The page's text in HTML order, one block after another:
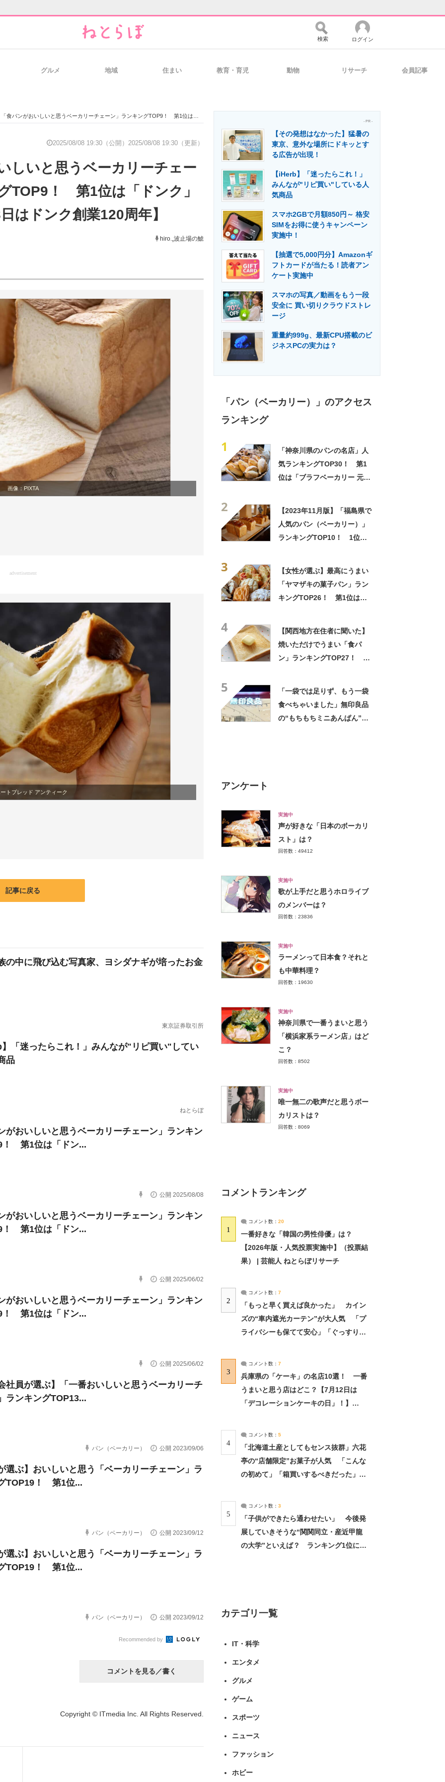
経営リーダーのコミュニティ マーケ×ITの今がよく分かる
製造業のIT導入・活用を支援
エネルギーの専門メディア 建設×テクノロジーの最前線
検索 ログイン
グルメ 地域 住まい 教育・育児 動物 リサーチ 会員記事
「食パンがおいしいと思うベーカリーチェーン」ランキングTOP9！ 第1位は「ドンク」【2025年8月8日はドンク創業120周年】
2025/08/08 19:30（公開） 2025/08/08 19:30（更新）
しいと思うベーカリーチェー
TOP9！ 第1位は「ドンク」
はドンク創業120周年】
hiro.,波止場の鯱
画像：PIXTA
advertisement
トブレッド アンティーク
記事に戻る
の中に飛び込む写真家、ヨシダナギが培ったお金
東京証券取引所
「迷ったらこれ！」みんなが"リピ買い"してい
品
ねとらぼ
がおいしいと思うベーカリーチェーン」ランキン
！ 第1位は「ドン...
公開 2025/08/08
がおいしいと思うベーカリーチェーン」ランキン
！ 第1位は「ドン...
公開 2025/06/02
がおいしいと思うベーカリーチェーン」ランキン
！ 第1位は「ドン...
公開 2025/06/02
社員が選ぶ】「一番おいしいと思うベーカリーチ
ランキングTOP13...
パン（ベーカリー） 公開 2023/09/06
選ぶ】おいしいと思う「ベーカリーチェーン」ラ
TOP19！ 第1位...
パン（ベーカリー） 公開 2023/09/12
選ぶ】おいしいと思う「ベーカリーチェーン」ラ
TOP19！ 第1位...
パン（ベーカリー） 公開 2023/09/12
Recommended by
コメントを見る／書く
Copyright © ITmedia Inc. All Rights Reserved.
- PR -
【その発想はなかった】猛暑の
東京、意外な場所にドキッとす
る広告が出現！
【iHerb】「迷ったらこれ！」
みんなが"リピ買い"している人
気商品
スマホ2GBで月額850円～ 格安
SIMをお得に使うキャンペーン
実施中！
【抽選で5,000円分】Amazonギ
フトカードが当たる！読者アン
ケート実施中
スマホの写真／動画をもう一段
安全に 買い切りクラウドストレ
ージ
重量約999g、最新CPU搭載のビ
ジネスPCの実力は？
「パン（ベーカリー）」のアクセス
ランキング
1
「神奈川県のパンの名店」人
気ランキングTOP30！ 第1
位は「ブラフベーカリー 元町
2
【2023年11月版】「福島県で
人気のパン（ベーカリー）」
ランキングTOP10！ 1位は
3
【女性が選ぶ】最高にうまい
「ヤマザキの菓子パン」ラン
キングTOP26！ 第1位は
4
【関西地方在住者に聞いた】
焼いただけでうまい「食パ
ン」ランキングTOP27！ 第
5
「一袋では足りず、もう一袋
食べちゃいました」無印良品
の“もちもちミニあんぱん”が
アンケート
実施中
声が好きな「日本のボーカリ
スト」は？
回答数：49412
実施中
歌が上手だと思うホロライブ
のメンバーは？
回答数：23836
実施中
ラーメンって日本食？それと
も中華料理？
回答数：19630
実施中
神奈川県で一番うまいと思う
「横浜家系ラーメン店」はど
こ？
回答数：8502
実施中
唯一無二の歌声だと思うボー
カリストは？
回答数：8069
コメントランキング
1
コメント数： 20
一番好きな「韓国の男性俳優」は？
【2026年版・人気投票実施中】（投票結
果） | 芸能人 ねとらぼリサーチ
2
コメント数： 7
「もっと早く買えば良かった」 カイン
ズの“車内遮光カーテン”が大人気 「プ
ライバシーも保てて安心」「ぐっすり眠
3
コメント数： 7
兵庫県の「ケーキ」の名店10選！ 一番
うまいと思う店はどこ？【7月12日は
「デコレーションケーキの日」！】
4
コメント数： 5
「北海道土産としてもセンス抜群」六花
亭の“店舗限定”お菓子が人気 「こんな
の初めて」「箱買いするべきだった」
5
コメント数： 3
「子供ができたら通わせたい」 今後発
展していきそうな“関関同立・産近甲龍
の大学”といえば？ ランキング1位に学
カテゴリ一覧
IT・科学
エンタメ
グルメ
ゲーム
スポーツ
ニュース
ファッション
ホビー